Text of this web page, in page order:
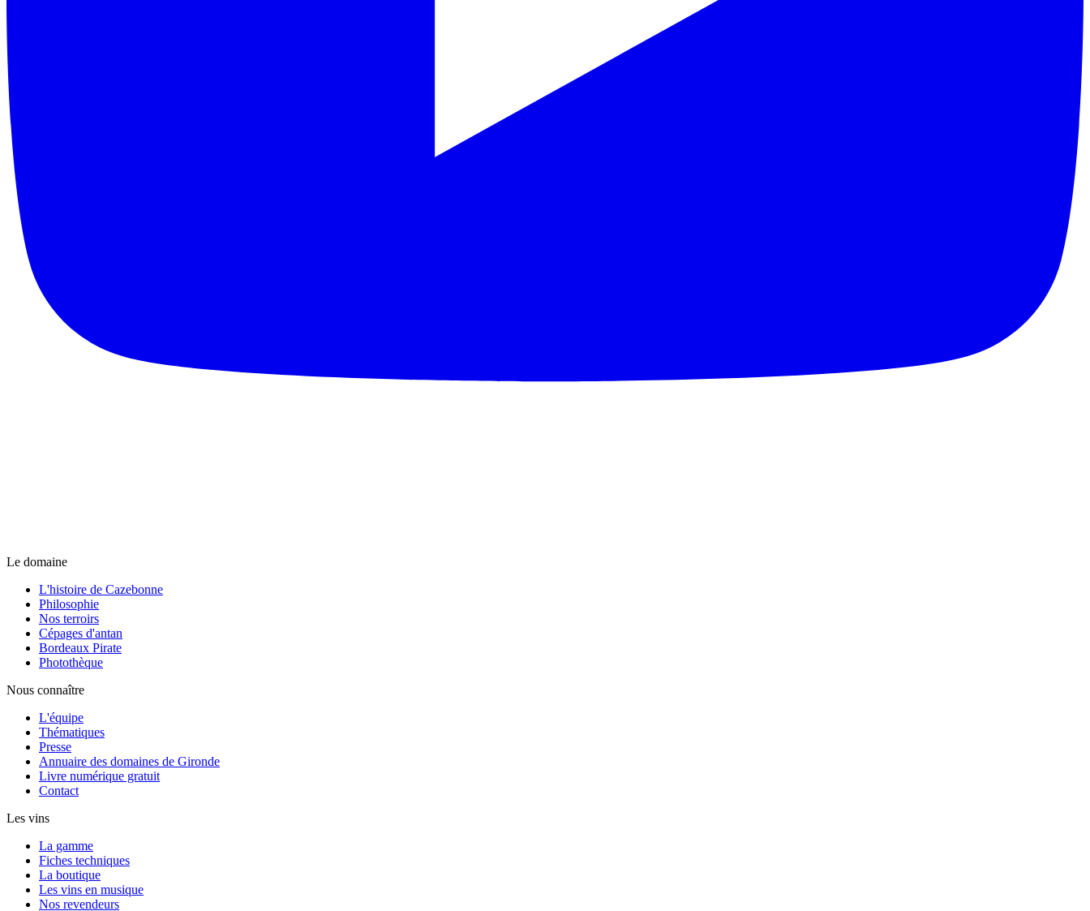
Le domaine
L'histoire de Cazebonne
Philosophie
Nos terroirs
Cépages d'antan
Bordeaux Pirate
Photothèque
Nous connaître
L'équipe
Thématiques
Presse
Annuaire des domaines de Gironde
Livre numérique gratuit
Contact
Les vins
La gamme
Fiches techniques
La boutique
Les vins en musique
Nos revendeurs